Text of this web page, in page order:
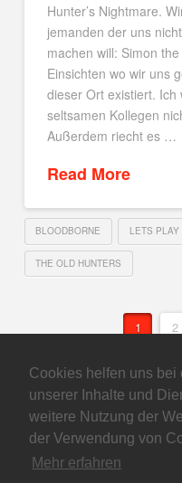
Cookies helfen uns bei
unserer Inhalte und
weitere Nutzung der
der Verwendung von
Mehr erfahren
Hunter’s Nightmare.
jemanden der uns
machen will: Simon
Einsichten wo wir uns
dieser Ort existiert. Ich
seltsamen Kollegen
Außerdem riecht es …
Read More
BLOODBORNE LETS PLAY
THE OLD HUNTERS
1 2